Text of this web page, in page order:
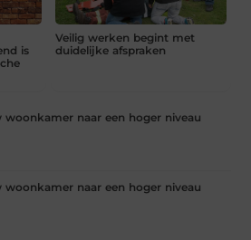
is
Veilig werken begint met
duidelijke afspraken
woonkamer naar een hoger niveau
woonkamer naar een hoger niveau